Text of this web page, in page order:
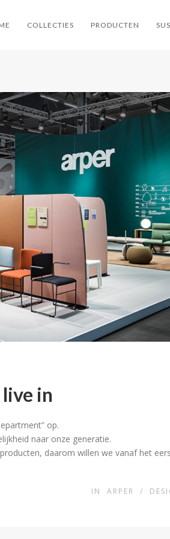
COLLECTIES PRODUCTEN
in
op.
naar onze generatie.
daarom willen we vanaf het
IN ARPER /